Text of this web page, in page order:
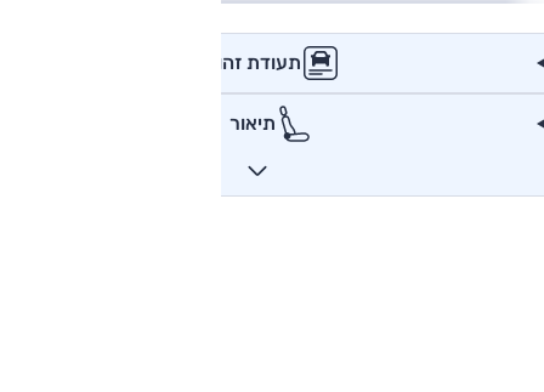
תעודת זהות
תיאור